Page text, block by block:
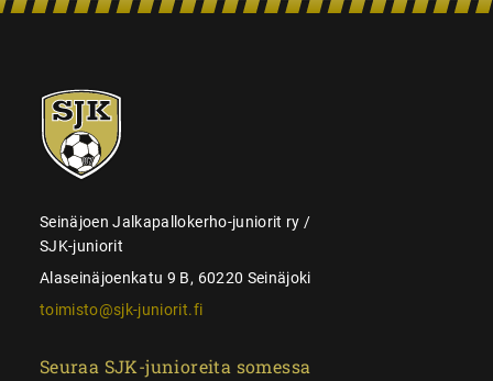
SJK-
juniorit
Seinäjoen Jalkapallokerho-juniorit ry /
SJK-juniorit
Alaseinäjoenkatu 9 B, 60220 Seinäjoki
toimisto@sjk-juniorit.fi
Seuraa SJK-junioreita somessa